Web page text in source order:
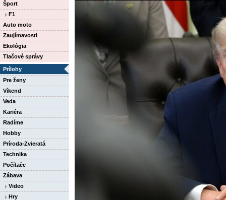
Šport
F1
Auto moto
Zaujímavosti
Ekológia
Tlačové správy
Prílohy
Pre ženy
Víkend
Veda
Kariéra
Radíme
Hobby
Príroda-Zvieratá
Technika
Počítače
Zábava
Video
Hry